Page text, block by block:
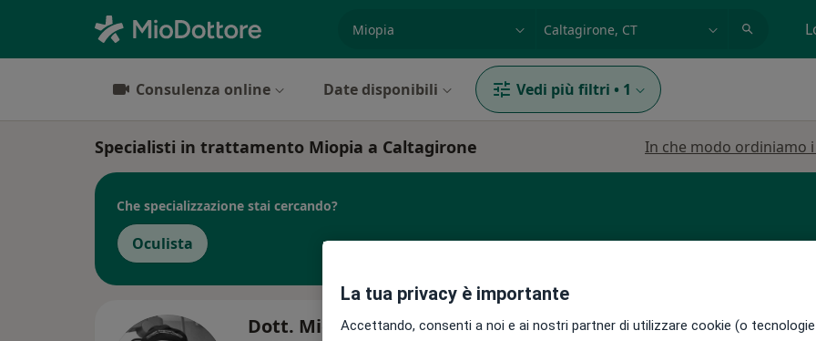
Consulenza online Date disponibili Vedi più filtri • 1
Specialisti in trattamento Miopia a Caltagirone In che modo ordiniamo
Che specializzazione stai cercando?
Oculista
Dott. Michele Enrico
Oggi Domani Sab, Dom,
La tua privacy è importante
Accettando, consenti a noi e ai nostri partner di utilizzare cookie (o